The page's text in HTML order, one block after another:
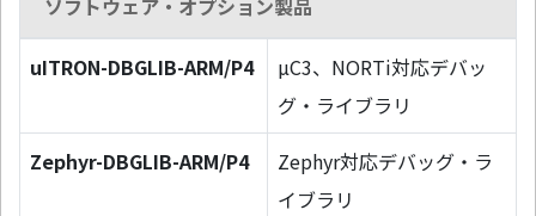
ソフトウェア・オプション製品
uITRON-DBGLIB-ARM/P4
µC3、NORTi対応デバッ
グ・ライブラリ
Zephyr-DBGLIB-ARM/P4
Zephyr対応デバッグ・ラ
イブラリ